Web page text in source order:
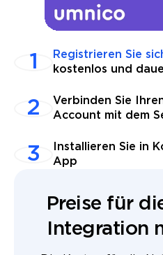
Registrieren Sie
kostenlos und
Verbinden Sie
Account mit dem
Installieren Sie in
App
Preise für
Integration